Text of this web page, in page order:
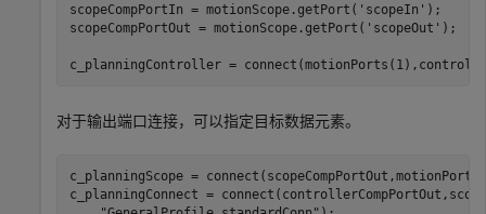
scopeCompPortIn = motionScope.getPort( 'scopeIn' );
scopeCompPortOut = motionScope.getPort( 'scopeOut' );
c_planningController =
对于输出端口连接，可以指定目标数据元素。
c_planningScope =
c_planningConnect =